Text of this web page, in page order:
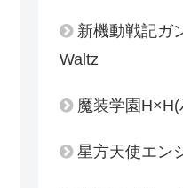
新機動戦記
Waltz
魔装学園
星方天使エン